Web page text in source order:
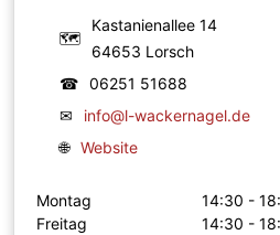
🗺
Kastanienallee 14
64653 Lorsch
☎
06251 51688
✉
info@l-wackernagel.de
🌐 Website
Montag
14:30 -
Freitag
14:30 -